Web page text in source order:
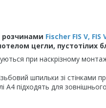
розчинами Fischer FIS V, FIS
цегли, пустотілих
при наскрізному
шпильки зі стінками
A4 підходять для